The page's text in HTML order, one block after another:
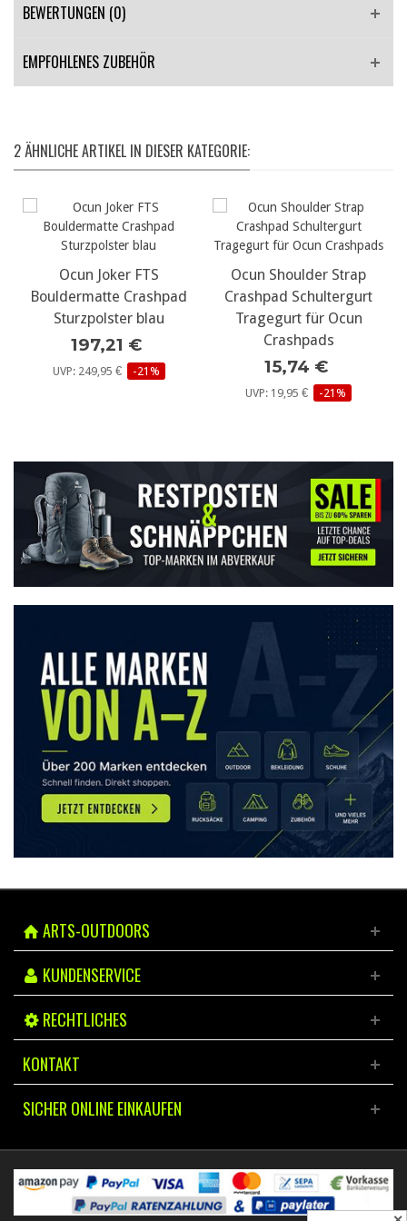
BEWERTUNGEN (0)
EMPFOHLENES ZUBEHÖR
2 ÄHNLICHE ARTIKEL IN DIESER KATEGORIE:
Ocun Joker FTS
Bouldermatte Crashpad
Sturzpolster blau
197,21 €
UVP: 249,95 € -21%
Ocun Shoulder Strap
Crashpad Schultergurt
Tragegurt für Ocun
Crashpads
15,74 €
UVP: 19,95 € -21%
ARTS-OUTDOORS
KUNDENSERVICE
RECHTLICHES
KONTAKT
SICHER ONLINE EINKAUFEN